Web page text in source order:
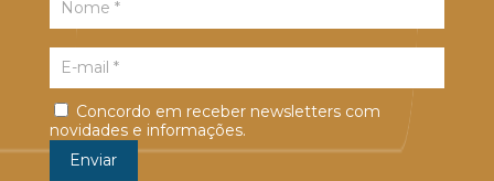
Concordo em receber newsletters com
novidades e informações.